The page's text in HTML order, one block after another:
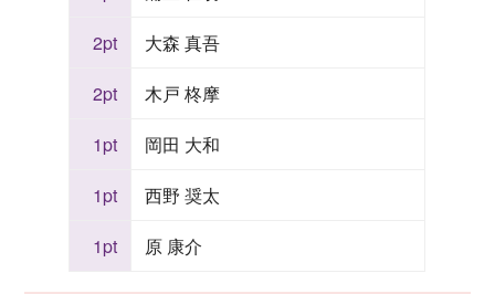
2pt
大森 真吾
2pt
木戸 柊摩
1pt
岡田 大和
1pt
西野 奨太
1pt
原 康介